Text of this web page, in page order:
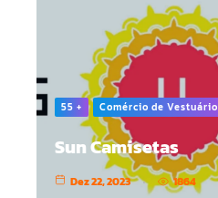
55 + Comércio de Vestuário
Sun Camisetas
Dez 22, 2023 1864